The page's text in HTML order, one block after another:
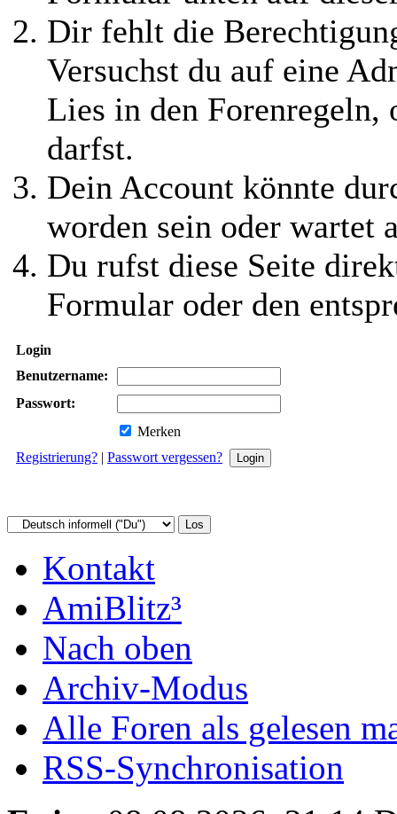
Dir fehlt die
Versuchst du auf eine
Lies in den Forenregeln,
darfst.
Dein Account könnte
worden sein oder wartet
Du rufst diese Seite
Formular oder den
Login
Benutzername:
Passwort:
Merken
Registrierung? | Passwort vergessen?
Kontakt
AmiBlitz³
Nach oben
Archiv-Modus
Alle Foren als gelesen
RSS-Synchronisation